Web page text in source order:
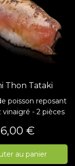
Thon Tataki
poisson reposant
vinaigré - 2 pièces
Prix
6,00 €
au panier